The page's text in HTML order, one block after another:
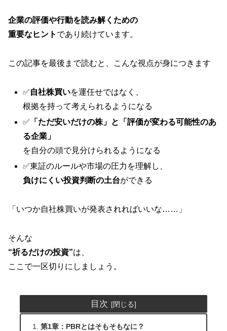
企業の評価や行動を読み解くための
重要なヒント であり続けています。
この記事を最後まで読むと、こんな視点が身につきます
✅自社株買いを運任せではなく、
根拠を持って考えられるようになる
✅ 「ただ安いだけの株」と「評価が変わる可能性のあ
る企業」
を自分の頭で見分けられるようになる
✅東証のルールや市場の圧力を理解し、
負けにくい投資判断の土台ができる
「いつか自社株買いが発表されればいいな……」
そんな
“祈るだけの投資”は、
ここで一区切りにしましょう。
目次
第1章：PBRとはそもそもなに？